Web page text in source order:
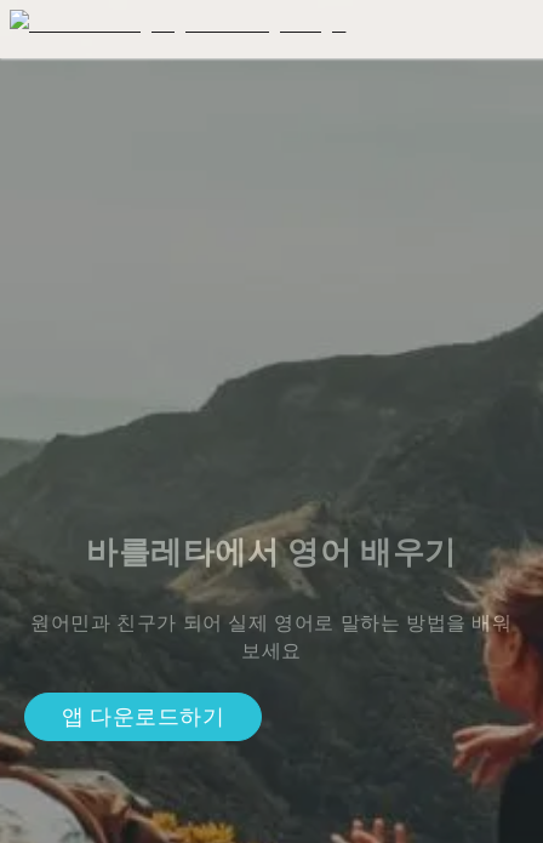
바를레타에서 영어 배우기
원어민과 친구가 되어 실제 영어로 말하는 방법을 배워
보세요
앱 다운로드하기